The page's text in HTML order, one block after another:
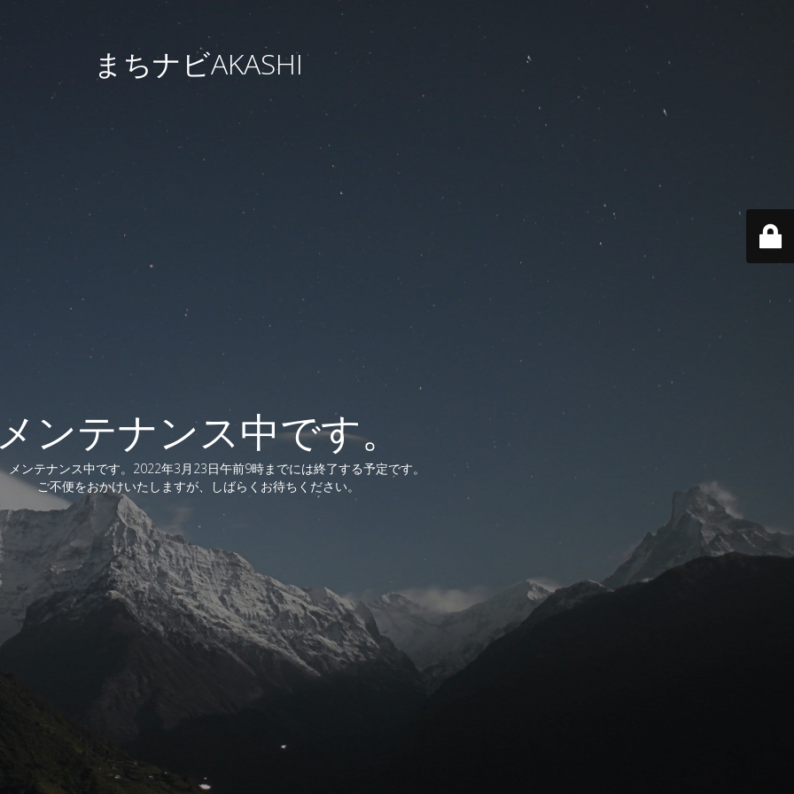
まちナビAKASHI
ンテナンス中です。
メンテナンス中です。2022年3月23日午前9時までには終了する予定です。
ご不便をおかけいたしますが、しばらくお待ちください。